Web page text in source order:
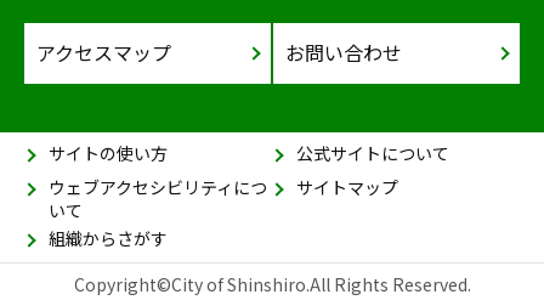
アクセスマップ お問い合わせ
サイトの使い方
公式サイトについて
ウェブアクセシビリティにつ
いて
サイトマップ
組織からさがす
Copyright©City of Shinshiro.All Rights Reserved.